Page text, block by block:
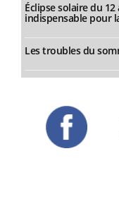
Éclipse solaire du
indispensable pour
Les troubles du